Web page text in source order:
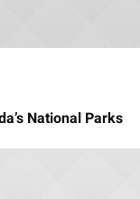
National Parks